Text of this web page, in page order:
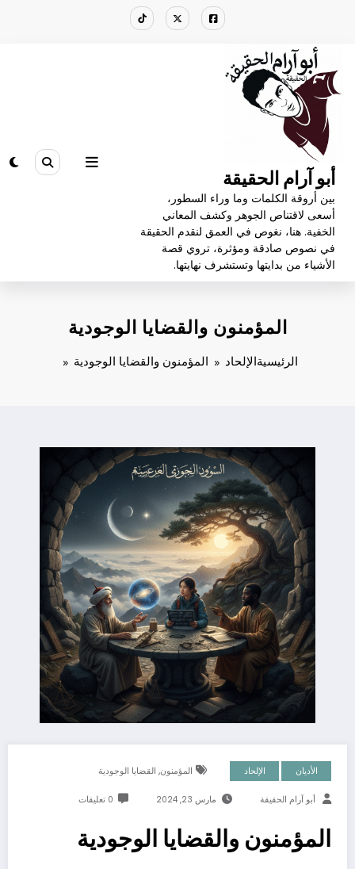
أبو آرام الحقيقة
بين أروقة الكلمات وما وراء السطور،
أسعى لاقتناص الجوهر وكشف المعاني
الخفية. هنا، نغوص في العمق لنقدم الحقيقة
في نصوص صادقة ومؤثرة، تروي قصة
الأشياء من بدايتها وتستشرف نهايتها.
المؤمنون والقضايا الوجودية
الرئيسيةالإلحاد المؤمنون والقضايا الوجودية
الأديان الإلحاد المؤمنون, القضايا الوجودية
أبو آرام الحقيقة مارس 23, 2024 0 تعليقات
المؤمنون والقضايا الوجودية